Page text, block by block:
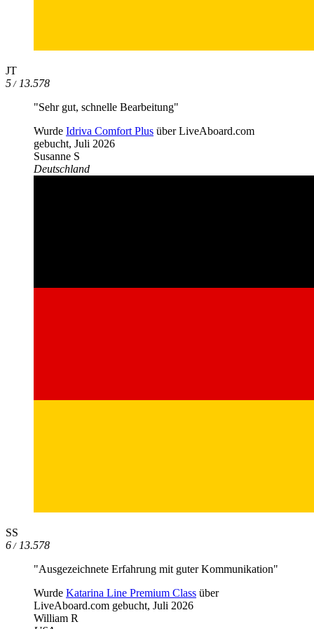
JT
5/13.578
"Sehr gut, schnelle Bearbeitung"
Wurde Idriva Comfort Plus über LiveAboard.com
gebucht, Juli 2026
Susanne S
Deutschland
SS
6/13.578
"Ausgezeichnete Erfahrung mit guter Kommunikation"
Wurde Katarina Line Premium Class über
LiveAboard.com gebucht, Juli 2026
William R